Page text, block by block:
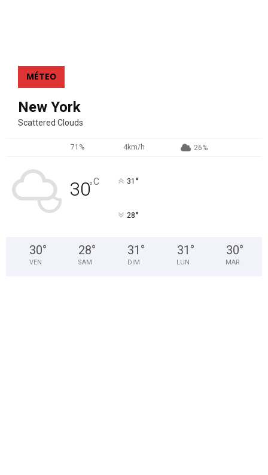
MÉTEO
New York
Scattered Clouds
71% 4km/h 26%
30°C 31 °
28°
30°
VEN
28°
SAM
31 °
DIM
31 °
LUN
30°
MAR